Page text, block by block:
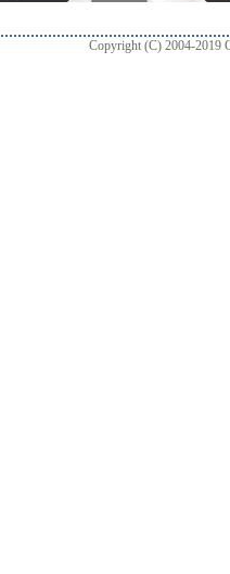
Copyright (C) 2004-2019